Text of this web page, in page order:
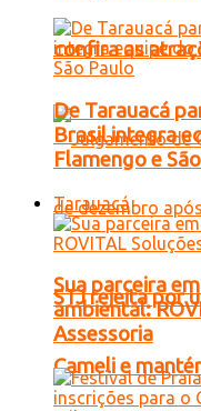
confira as
STJ rejeita por
Cameli e
De Tarauacá
Brasil integra
Flamengo e
Tarauacá
Sua parceira
ambiental:
Assessoria